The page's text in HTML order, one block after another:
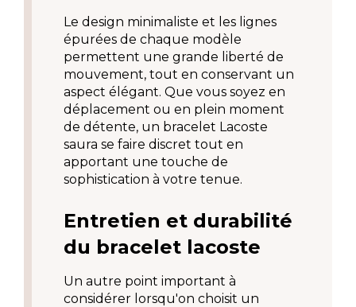
Le design minimaliste et les lignes
épurées de chaque modèle
permettent une grande liberté de
mouvement, tout en conservant un
aspect élégant. Que vous soyez en
déplacement ou en plein moment
de détente, un bracelet Lacoste
saura se faire discret tout en
apportant une touche de
sophistication à votre tenue.
Entretien et durabilité
du bracelet lacoste
Un autre point important à
considérer lorsqu'on choisit un